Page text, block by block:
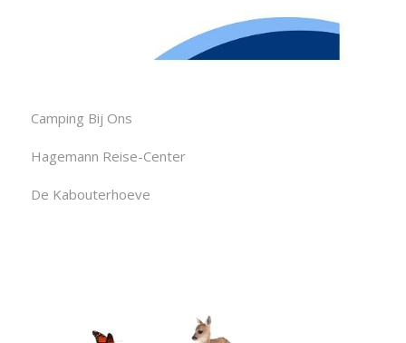
Camping Bij Ons
Hagemann Reise-Center
De Kabouterhoeve